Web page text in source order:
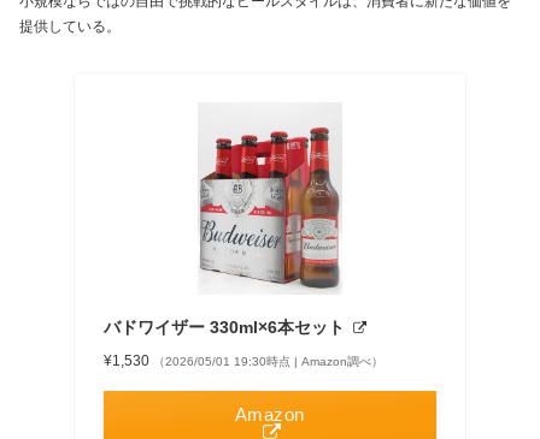
提供している。
バドワイザー 330ml×6本セット
¥1,530 （2026/05/01 19:30時点 | Amazon調べ）
Amazon